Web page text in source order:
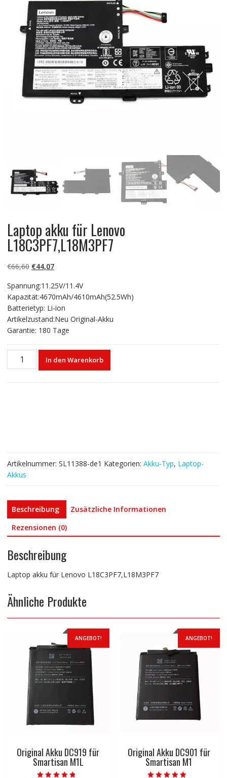
Laptop akku für Lenovo
L18C3PF7,L18M3PF7
€66,60 Ursprünglicher
war:
€66,60
€44,07Aktueller
ist:
€44,07.
Spannung:11.25V/11.4V
Kapazität:4670mAh/4610mAh(52.5Wh)
Batterietyp: Li-ion
Artikelzustand:Neu Original-Akku
Garantie: 180 Tage
Laptop
In den Warenkorb
Artikelnummer: SL11388-de1 Kategorien: Akku-Typ, Laptop-
Akkus
Beschreibung
Zusätzliche Informationen
Rezensionen (0)
Beschreibung
Laptop akku für Lenovo L18C3PF7,L18M3PF7
Ähnliche Produkte
ANGEBOT!
Original Akku DC919 für
Smartisan M1L
ANGEBOT!
Original Akku DC901 für
Smartisan M1